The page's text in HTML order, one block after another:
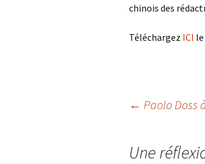
chinois des
Téléchargez ICI
Navigation
← Paolo Doss
Une